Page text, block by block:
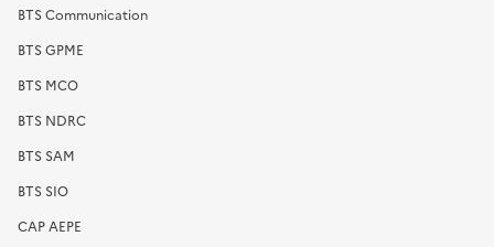
BTS Communication
BTS GPME
BTS MCO
BTS NDRC
BTS SAM
BTS SIO
CAP AEPE